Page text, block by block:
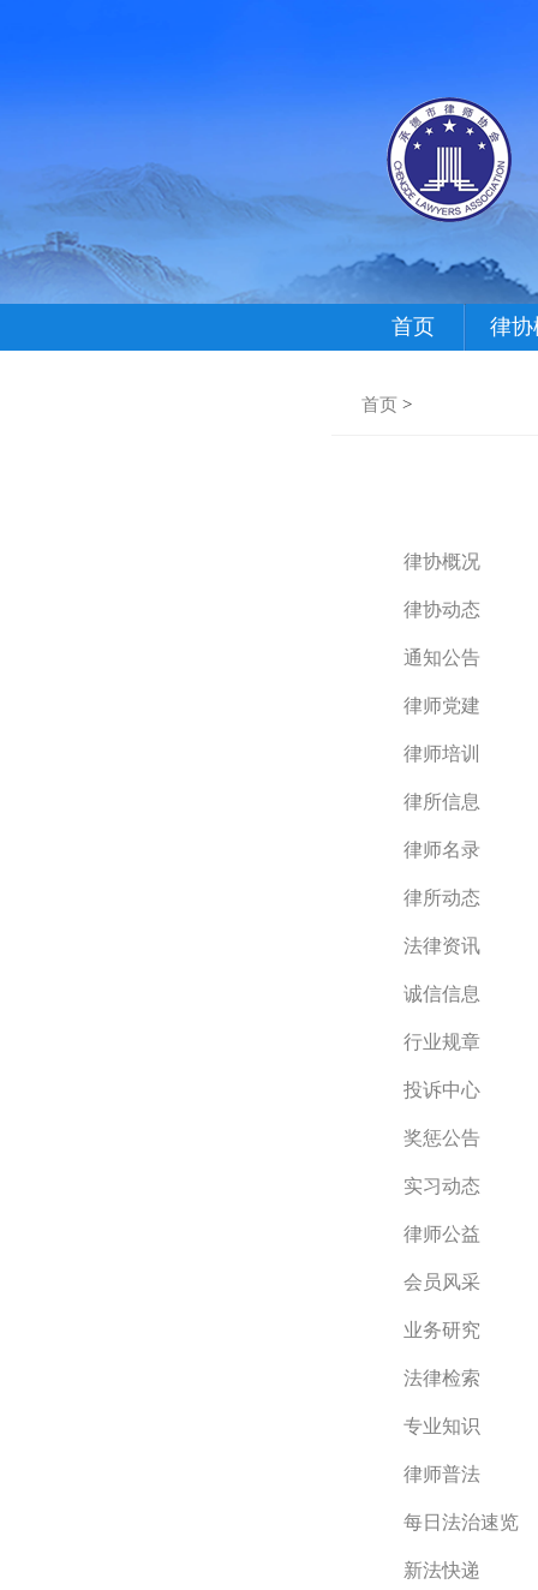
首页 律协
首页 >
律协概况
律协动态
通知公告
律师党建
律师培训
律所信息
律师名录
律所动态
法律资讯
诚信信息
行业规章
投诉中心
奖惩公告
实习动态
律师公益
会员风采
业务研究
法律检索
专业知识
律师普法
每日法治速览
新法快递